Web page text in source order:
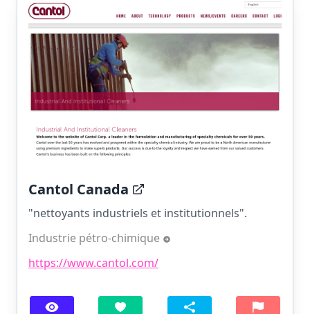
Cantol Canada
"nettoyants industriels et institutionnels".
Industrie pétro-chimique
https://www.cantol.com/